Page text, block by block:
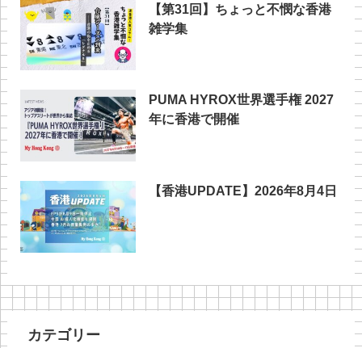
【第31回】ちょっと不憫な香港
雑学集
PUMA HYROX世界選手権 2027
年に香港で開催
【香港UPDATE】2026年8月4日
カテゴリー